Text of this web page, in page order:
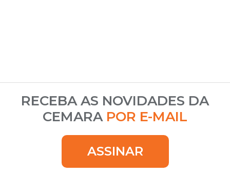
RECEBA AS NOVIDADES DA
CEMARA POR E-MAIL
ASSINAR